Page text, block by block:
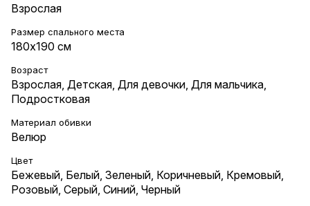
Взрослая
Размер спального места
180х190 см
Возраст
Взрослая Детская Для девочки Для мальчика
Подростковая
Материал обивки
Велюр
Цвет
Бежевый Белый Зеленый Коричневый Кремовый
Розовый Серый Синий Черный